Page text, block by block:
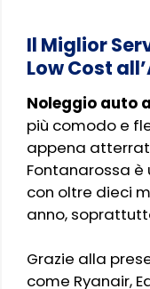
Il Miglior
Low Cost
Noleggio auto
più comodo e
appena
Fontanarossa
con oltre dieci
anno,
Grazie alla
come Ryanair,